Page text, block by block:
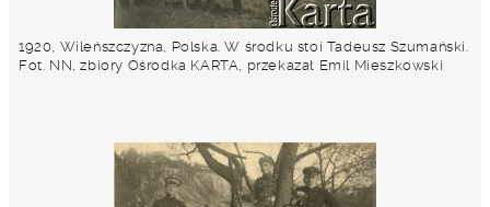
1920, Wileńszczyzna, Polska. W środku stoi Tadeusz Szumański.
Fot. NN, zbiory Ośrodka KARTA, przekazał Emil Mieszkowski